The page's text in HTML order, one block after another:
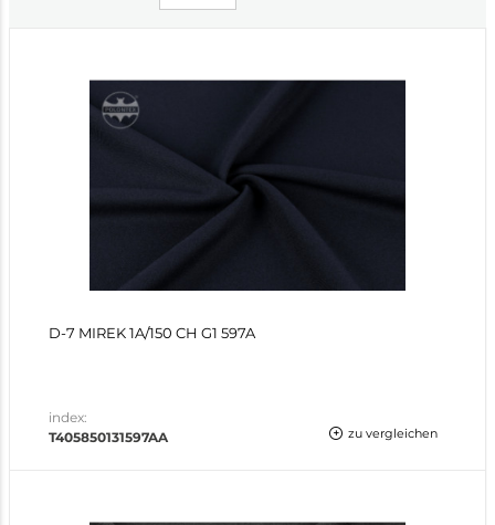
D-7 MIREK 1A/150 CH G1 597A
index:
T405850131597AA
zu vergleichen